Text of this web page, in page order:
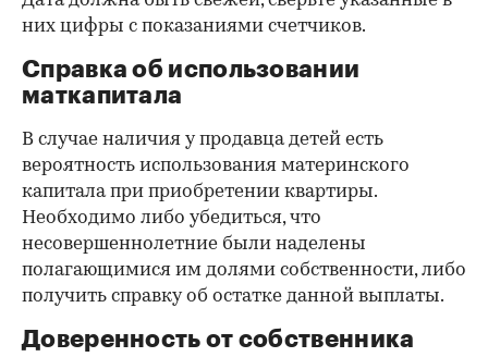
них цифры с показаниями счетчиков.
Справка об использовании
маткапитала
В случае наличия у продавца детей есть
вероятность использования материнского
капитала при приобретении квартиры.
Необходимо либо убедиться, что
несовершеннолетние были наделены
полагающимися им долями собственности, либо
получить справку об остатке данной выплаты.
Доверенность от собственника